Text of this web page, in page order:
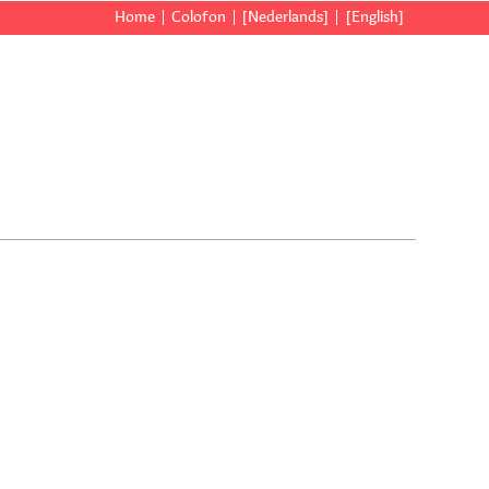
Home Colofon [Nederlands] [English]